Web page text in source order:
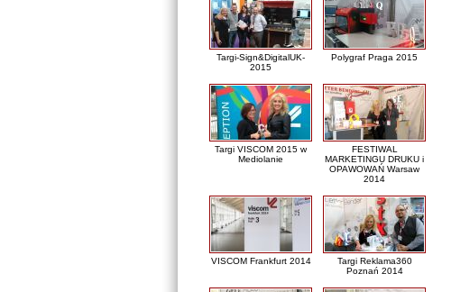
Targi-Sign&DigitalUK-
2015
Polygraf Praga 2015
Targi VISCOM 2015 w
Mediolanie
FESTIWAL
MARKETINGU DRUKU i
OPAWOWAŃ Warsaw
2014
VISCOM Frankfurt 2014
Targi Reklama360
Poznań 2014